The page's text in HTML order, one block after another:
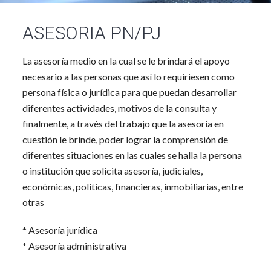
ASESORIA PN/PJ
La asesoría medio en la cual se le brindará el apoyo
necesario a las personas que así lo requiriesen como
persona física o jurídica para que puedan desarrollar
diferentes actividades, motivos de la consulta y
finalmente, a través del trabajo que la asesoría en
cuestión le brinde, poder lograr la comprensión de
diferentes situaciones en las cuales se halla la persona
o institución que solicita asesoría, judiciales,
económicas, políticas, financieras, inmobiliarias, entre
otras
* Asesoría jurídica
* Asesoría administrativa